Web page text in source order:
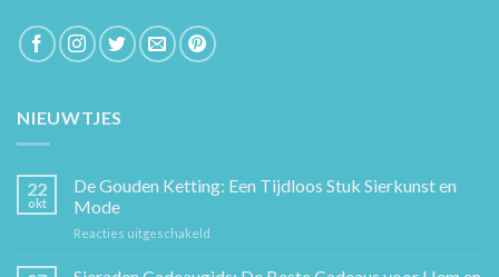
NIEUWTJES
22
okt
De Gouden Ketting: Een Tijdloos Stuk Sierkunst en
Mode
Reacties uitgeschakeld
Gouden